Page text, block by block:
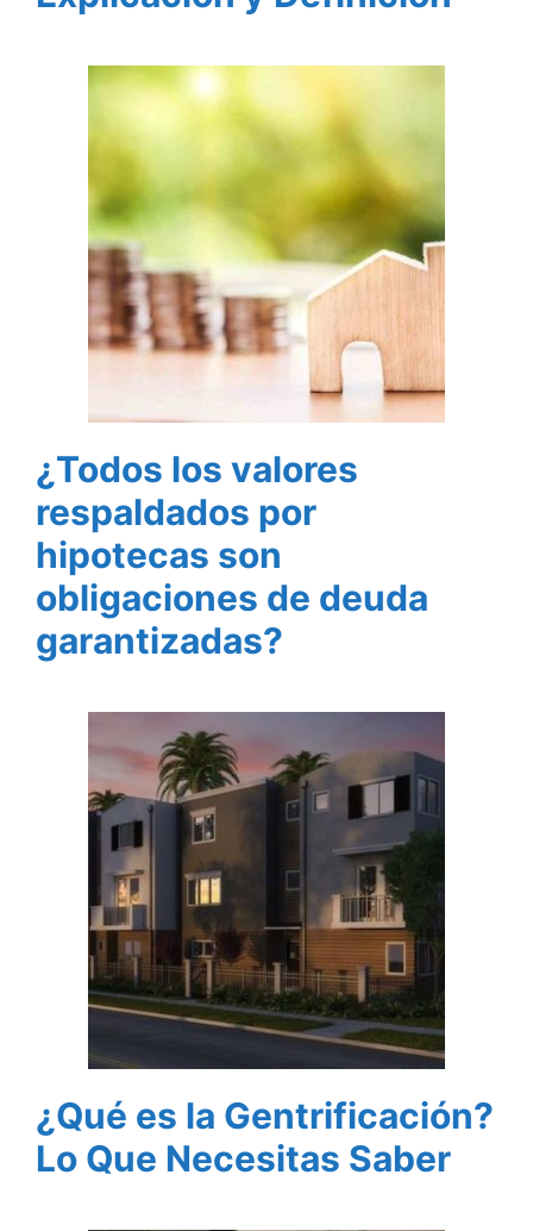
¿Todos los valores
respaldados por
hipotecas son
obligaciones de deuda
garantizadas?
¿Qué es la Gentrificación?
Lo Que Necesitas Saber